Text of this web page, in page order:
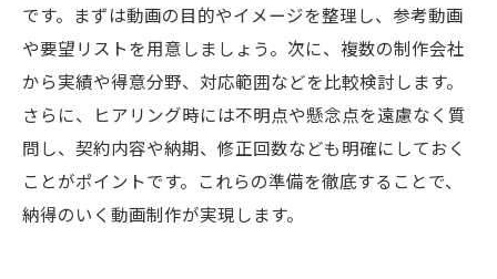
です。まずは動画の目的やイメージを整理し、参考動画
や要望リストを用意しましょう。次に、複数の制作会社
から実績や得意分野、対応範囲などを比較検討します。
さらに、ヒアリング時には不明点や懸念点を遠慮なく質
問し、契約内容や納期、修正回数なども明確にしておく
ことがポイントです。これらの準備を徹底することで、
納得のいく動画制作が実現します。